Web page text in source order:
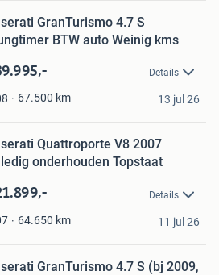
GranTurismo 4.7 S
BTW auto Weinig kms
Details
67.500 km 13 jul 26
Quattroporte V8 2007
onderhouden Topstaat
Details
64.650 km 11 jul 26
GranTurismo 4.7 S (bj 2009,